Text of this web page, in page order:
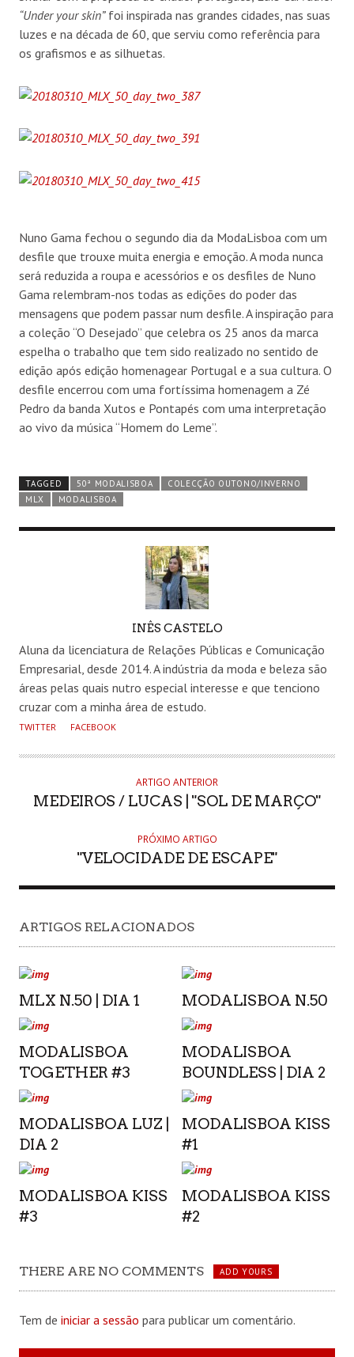
“Under your skin”foi inspirada nas grandes cidades, nas suas
luzes e na década de 60, que serviu como referência para
os grafismos e as silhuetas.
Nuno Gama fechou o segundo dia da ModaLisboa com um
desfile que trouxe muita energia e emoção. A moda nunca
será reduzida a roupa e acessórios e os desfiles de Nuno
Gama relembram-nos todas as edições do poder das
mensagens que podem passar num desfile. A inspiração para
a coleção “O Desejado” que celebra os 25 anos da marca
espelha o trabalho que tem sido realizado no sentido de
edição após edição homenagear Portugal e a sua cultura. O
desfile encerrou com uma fortíssima homenagem a Zé
Pedro da banda Xutos e Pontapés com uma interpretação
ao vivo da música “Homem do Leme”.
TAGGED 50ª MODALISBOA
COLECÇÃO OUTONO/INVERNO
MLX
MODALISBOA
INÊS CASTELO
Aluna da licenciatura de Relações Públicas e Comunicação
Empresarial, desde 2014. A indústria da moda e beleza são
áreas pelas quais nutro especial interesse e que tenciono
cruzar com a minha área de estudo.
TWITTER FACEBOOK
ARTIGO ANTERIOR
MEDEIROS / LUCAS | "SOL DE MARÇO"
PRÓXIMO ARTIGO
"VELOCIDADE DE ESCAPE"
ARTIGOS RELACIONADOS
MLX N.50 | DIA 1 MODALISBOA N.50
MODALISBOA
TOGETHER #3
MODALISBOA
BOUNDLESS | DIA 2
MODALISBOA LUZ |
DIA 2
MODALISBOA KISS
#1
MODALISBOA KISS
#3
MODALISBOA KISS
#2
THERE ARE NO COMMENTS ADD YOURS
Tem de iniciar a sessão para publicar um comentário.